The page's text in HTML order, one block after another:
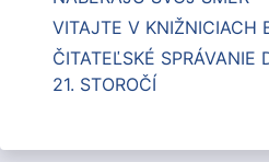
VITAJTE V KNIŽNICIACH
ČITATEĽSKÉ
21. STOROČÍ